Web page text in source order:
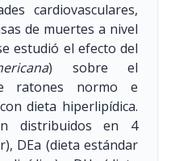
cardiovasculares,
de muertes a nivel
estudió el efecto del
) sobre el
ratones normo e
dieta hiperlipídica.
distribuidos en 4
DEa (dieta estándar